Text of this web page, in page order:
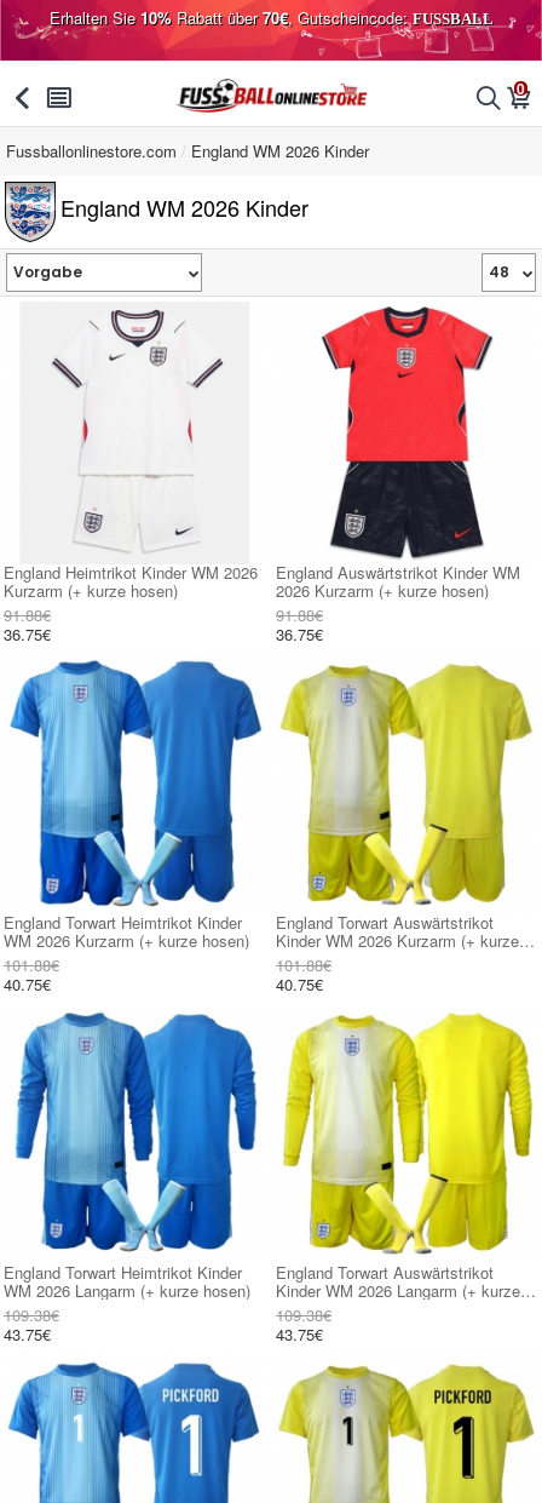
Erhalten Sie10%Rabatt über70€, Gutscheincode:FUSSBALL
󰅯 󰂩 󰂨 0
󰃦
Fussballonlinestore.com England WM 2026 Kinder
England WM 2026 Kinder
England Heimtrikot Kinder WM 2026
Kurzarm (+ kurze hosen)
91.88€
36.75€
England Auswärtstrikot Kinder WM
2026 Kurzarm (+ kurze hosen)
91.88€
36.75€
England Torwart Heimtrikot Kinder
WM 2026 Kurzarm (+ kurze hosen)
101.88€
40.75€
England Torwart Auswärtstrikot
Kinder WM 2026 Kurzarm (+ kurze
hosen)
101.88€
40.75€
England Torwart Heimtrikot Kinder
WM 2026 Langarm (+ kurze hosen)
109.38€
43.75€
England Torwart Auswärtstrikot
Kinder WM 2026 Langarm (+ kurze
hosen)
109.38€
43.75€